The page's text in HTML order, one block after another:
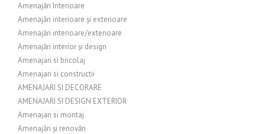
Amenajări Interioare
Amenajări interioare și exterioare
Amenajări interioare/exterioare
Amenajări interior și design
Amenajari si bricolaj
Amenajari si constructii
AMENAJARI SI DECORARE
AMENAJARI SI DESIGN EXTERIOR
Amenajari si montaj
Amenajări și renovări